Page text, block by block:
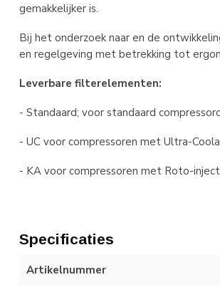
gemakkelijker is.
Bij het onderzoek naar en de
en regelgeving met betrekking tot
Leverbare filterelementen:
- Standaard; voor standaard
- UC voor compressoren met Ultra-
- KA voor compressoren met Roto-
Specificaties
Artikelnummer